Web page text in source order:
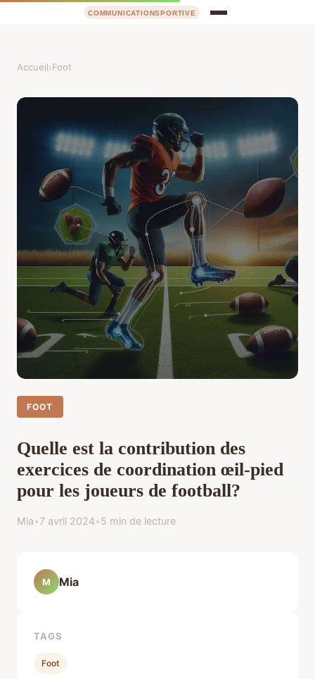
Accueil›Foot
FOOT
Quelle est la contribution des
exercices de coordination œil-pied
pour les joueurs de football?
Mia•7 avril 2024•5 min de lecture
M Mia
TAGS
Foot